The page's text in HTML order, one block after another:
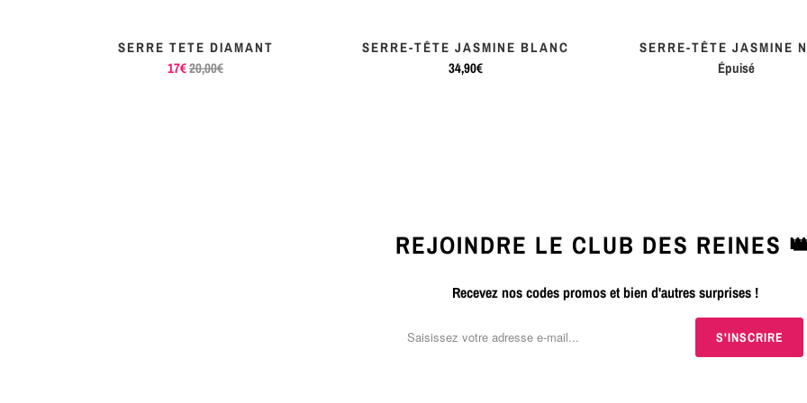
SERRE TETE DIAMANT
17€20,00€
SERRE-TÊTE JASMINE BLANC
34,90€
SERRE-TÊTE JASMINE
Épuisé
REJOINDRE LE CLUB DES REINES
Recevez nos codes promos et bien d'autres surprises !